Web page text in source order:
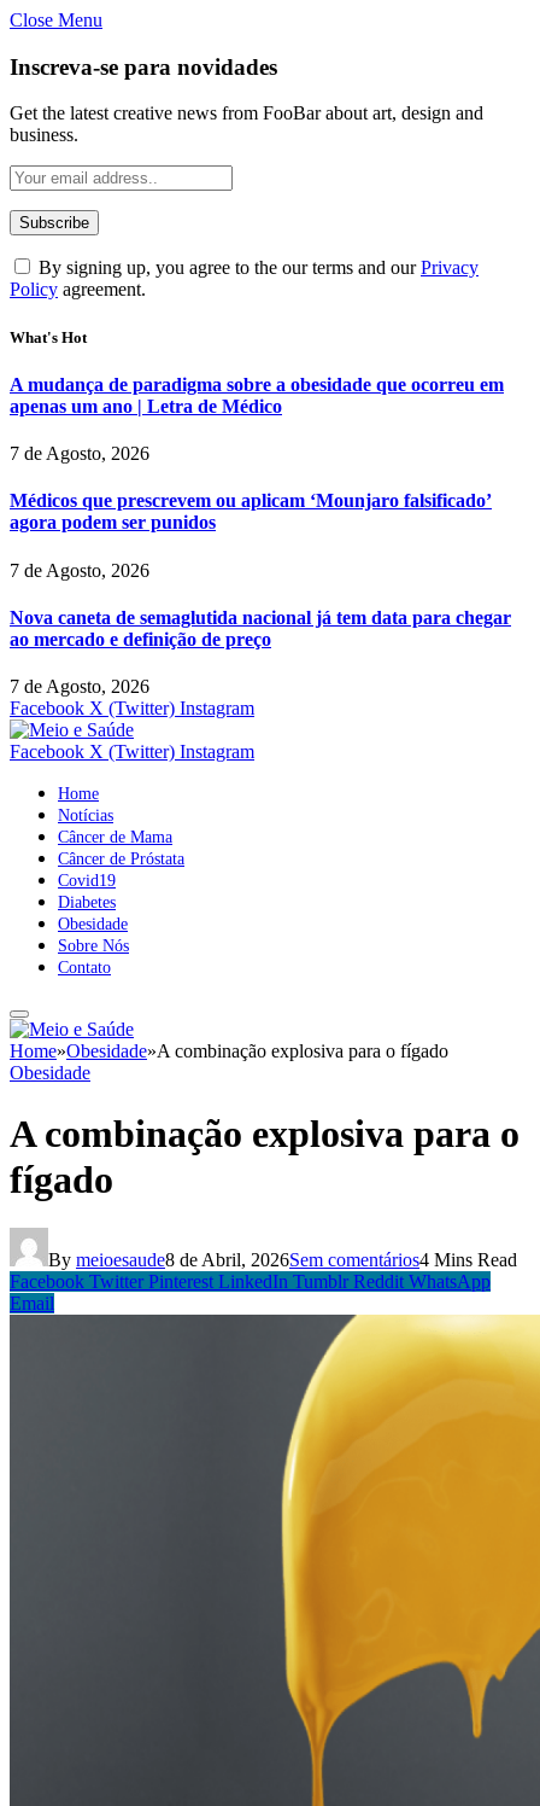
Close Menu
Inscreva-se para novidades
Get the latest creative news from FooBar about art, design and
business.
By signing up, you agree to the our terms and ourPrivacy
Policy agreement.
What's Hot
A mudança de paradigma sobre a obesidade que ocorreu em
apenas um ano | Letra de Médico
7 de Agosto, 2026
Médicos que prescrevem ou aplicam ‘Mounjaro falsificado’
agora podem ser punidos
7 de Agosto, 2026
Nova caneta de semaglutida nacional já tem data para chegar
ao mercado e definição de preço
7 de Agosto, 2026
Facebook X (Twitter) Instagram
Facebook X (Twitter) Instagram
Home
Notícias
Câncer de Mama
Câncer de Próstata
Covid19
Diabetes
Obesidade
Sobre Nós
Contato
Home»Obesidade»A combinação explosiva para o fígado
Obesidade
A combinação explosiva para o
fígado
By meioesaude8 de Abril, 2026Sem comentários4 Mins Read
Facebook Twitter Pinterest LinkedIn Tumblr Reddit WhatsApp
Email